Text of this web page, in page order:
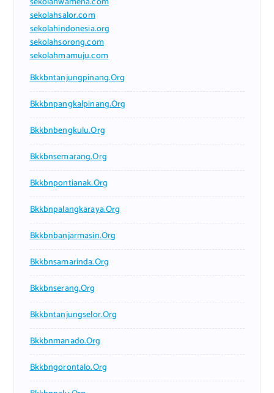
sekolahsalor.com
sekolahindonesia.org
sekolahsorong.com
sekolahmamuju.com
Bkkbntanjungpinang.org
Bkkbnpangkalpinang.org
Bkkbnbengkulu.org
Bkkbnsemarang.org
Bkkbnpontianak.org
Bkkbnpalangkaraya.org
Bkkbnbanjarmasin.org
Bkkbnsamarinda.org
Bkkbnserang.org
Bkkbntanjungselor.org
Bkkbnmanado.org
Bkkbngorontalo.org